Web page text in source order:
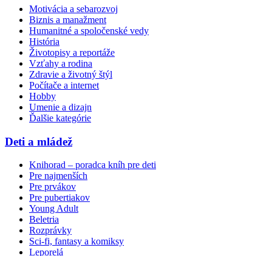
Motivácia a sebarozvoj
Biznis a manažment
Humanitné a spoločenské vedy
História
Životopisy a reportáže
Vzťahy a rodina
Zdravie a životný štýl
Počítače a internet
Hobby
Umenie a dizajn
Ďalšie kategórie
Deti a mládež
Knihorad – poradca kníh pre deti
Pre najmenších
Pre prvákov
Pre pubertiakov
Young Adult
Beletria
Rozprávky
Sci-fi, fantasy a komiksy
Leporelá